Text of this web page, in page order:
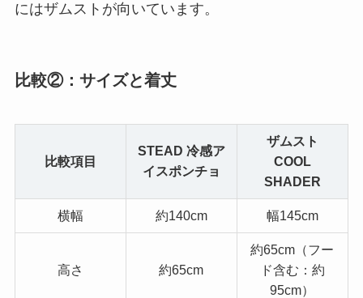
にはザムストが向いています。
比較②：サイズと着丈
比較項目
STEAD 冷感ア
イスポンチョ
ザムスト
COOL
SHADER
横幅 約140cm 幅145cm
高さ 約65cm
約65cm（フー
ド含む：約
95cm）